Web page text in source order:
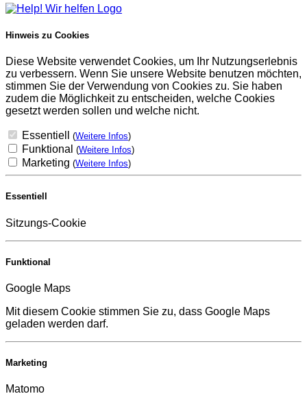
Hinweis zu Cookies
Diese Website verwendet Cookies, um Ihr Nutzungserlebnis
zu verbessern. Wenn Sie unsere Website benutzen möchten,
stimmen Sie der Verwendung von Cookies zu. Sie haben
zudem die Möglichkeit zu entscheiden, welche Cookies
gesetzt werden sollen und welche nicht.
Essentiell (Weitere Infos)
Funktional (Weitere Infos)
Marketing (Weitere Infos)
Essentiell
Sitzungs-Cookie
Funktional
Google Maps
Mit diesem Cookie stimmen Sie zu, dass Google Maps
geladen werden darf.
Marketing
Matomo